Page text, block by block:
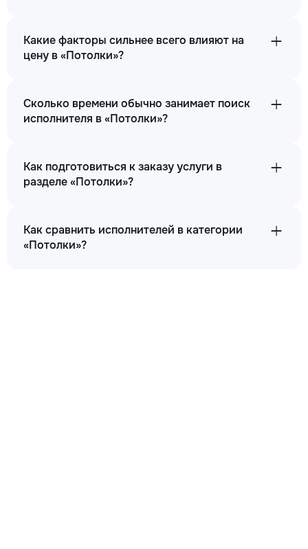
Какие факторы сильнее всего влияют на
цену в «Потолки»?
Сколько времени обычно занимает поиск
исполнителя в «Потолки»?
Как подготовиться к заказу услуги в
разделе «Потолки»?
Как сравнить исполнителей в категории
«Потолки»?